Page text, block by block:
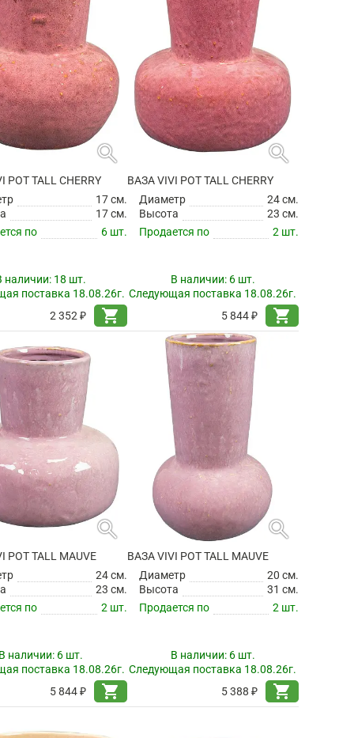
search
POT TALL CHERRY
17 см.
17 см.
по
6 шт.
наличии: 18 шт.
поставка 18.08.26г.
2 352 ₽
shopping_cart
search
ВАЗА VIVI POT TALL CHERRY
Диаметр
24 см.
Высота
23 см.
Продается по
2 шт.
В наличии: 6 шт.
Следующая поставка 18.08.26г.
5 844 ₽
shopping_cart
search
POT TALL MAUVE
24 см.
23 см.
по
2 шт.
наличии: 6 шт.
поставка 18.08.26г.
5 844 ₽
shopping_cart
search
ВАЗА VIVI POT TALL MAUVE
Диаметр
20 см.
Высота
31 см.
Продается по
2 шт.
В наличии: 6 шт.
Следующая поставка 18.08.26г.
5 388 ₽
shopping_cart